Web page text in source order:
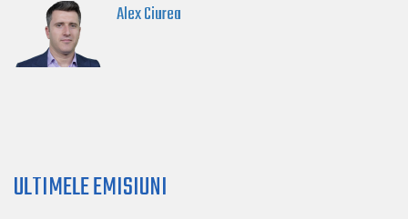
Alex Ciurea
ULTIMELE EMISIUNI